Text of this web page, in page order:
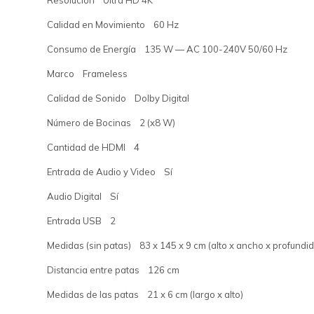
Calidad en Movimiento 60 Hz
Consumo de Energía 135 W — AC 100-240V 50/60 Hz
Marco Frameless
Calidad de Sonido Dolby Digital
Número de Bocinas 2 (x8 W)
Cantidad de HDMI 4
Entrada de Audio y Video Sí
Audio Digital Sí
Entrada USB 2
Medidas (sin patas) 83 x 145 x 9 cm (alto x ancho x
Distancia entre patas 126 cm
Medidas de las patas 21 x 6 cm (largo x alto)